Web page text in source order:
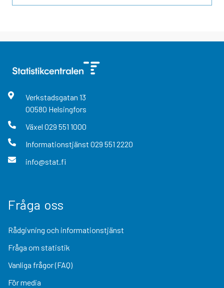
Verkstadsgatan 13
00580 Helsingfors
Växel 029 551 1000
Informationstjänst 029 551 2220
info@stat.fi
Fråga oss
Rådgivning och informationstjänst
Fråga om statistik
Vanliga frågor (FAQ)
För media